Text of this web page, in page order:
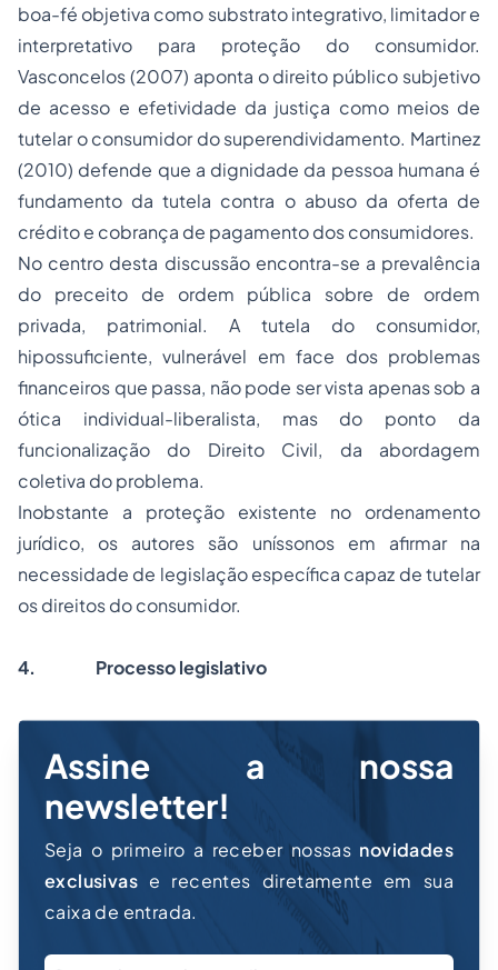
boa-fé objetiva como substrato integrativo, limitador e
interpretativo para proteção do consumidor.
Vasconcelos (2007) aponta o direito público subjetivo
de acesso e efetividade da justiça como meios de
tutelar o consumidor do superendividamento. Martinez
(2010) defende que a dignidade da pessoa humana é
fundamento da tutela contra o abuso da oferta de
crédito e cobrança de pagamento dos consumidores.
No centro desta discussão encontra-se a prevalência
do preceito de ordem pública sobre de ordem
privada, patrimonial. A tutela do consumidor,
hipossuficiente, vulnerável em face dos problemas
financeiros que passa, não pode ser vista apenas sob a
ótica individual-liberalista, mas do ponto da
funcionalização do Direito Civil, da abordagem
coletiva do problema.
Inobstante a proteção existente no ordenamento
jurídico, os autores são uníssonos em afirmar na
necessidade de legislação específica capaz de tutelar
os direitos do consumidor.
4. Processo legislativo
Assine a nossa
newsletter!
Seja o primeiro a receber nossas novidades
exclusivas e recentes diretamente em sua
caixa de entrada.